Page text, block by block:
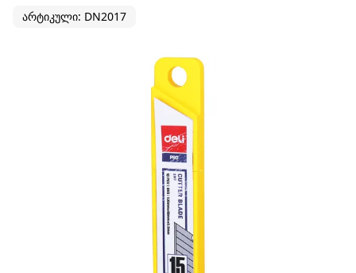
არტიკული: DN2017